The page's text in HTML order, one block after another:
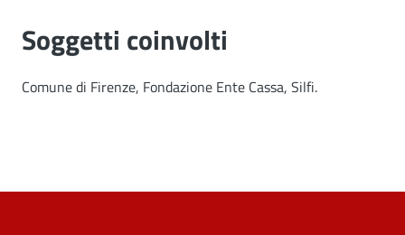
Soggetti coinvolti
Comune di Firenze, Fondazione Ente Cassa, Silfi.